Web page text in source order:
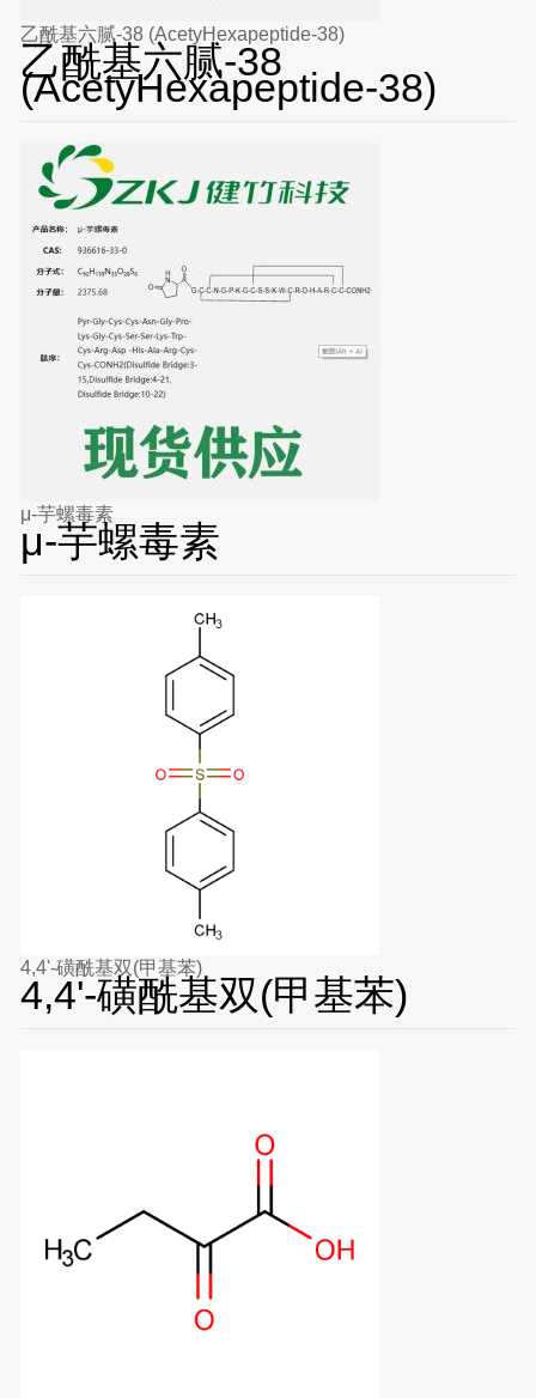
乙酰基六腻-38 (AcetyHexapeptide-38)
乙酰基六腻-38
(AcetyHexapeptide-38)
μ-芋螺毒素
μ-芋螺毒素
4,4'-磺酰基双(甲基苯)
4,4'-磺酰基双(甲基苯)